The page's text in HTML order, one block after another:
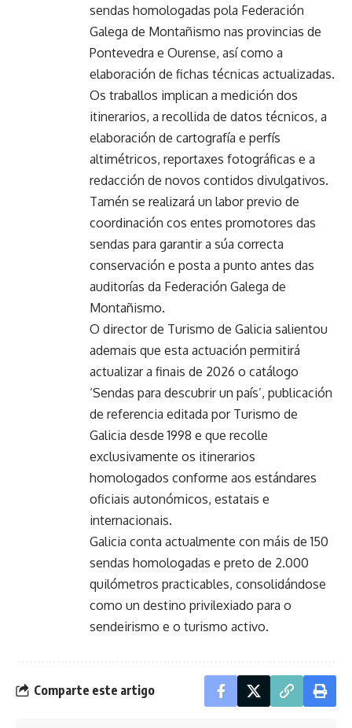
sendas homologadas pola Federación
Galega de Montañismo nas provincias de
Pontevedra e Ourense, así como a
elaboración de fichas técnicas actualizadas.
Os traballos implican a medición dos
itinerarios, a recollida de datos técnicos, a
elaboración de cartografía e perfís
altimétricos, reportaxes fotográficas e a
redacción de novos contidos divulgativos.
Tamén se realizará un labor previo de
coordinación cos entes promotores das
sendas para garantir a súa correcta
conservación e posta a punto antes das
auditorías da Federación Galega de
Montañismo.
O director de Turismo de Galicia salientou
ademais que esta actuación permitirá
actualizar a finais de 2026 o catálogo
‘Sendas para descubrir un país’, publicación
de referencia editada por Turismo de
Galicia desde 1998 e que recolle
exclusivamente os itinerarios
homologados conforme aos estándares
oficiais autonómicos, estatais e
internacionais.
Galicia conta actualmente con máis de 150
sendas homologadas e preto de 2.000
quilómetros practicables, consolidándose
como un destino privilexiado para o
sendeirismo e o turismo activo.
Comparte este artigo